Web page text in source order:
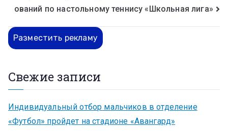
ований по настольному теннису «Школьная лига»
Разместить рекламу
Свежие записи
Индивидуальный отбор мальчиков в отделение
«Футбол» пройдет на стадионе «Авангард»